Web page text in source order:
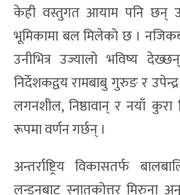
केही वस्तुगत आयाम पनि छन्
भूमिकामा बल मिलेको छ ।
उनीभित्र उज्यालो भविष्य
निर्देशकद्वय रामबाबु गुरुङ र
लगनशील, निष्ठावान् र नयाँ कुरा
रूपमा वर्णन गर्छन् ।
अन्तर्राष्ट्रिय विकासतर्फ
लन्डनबाट स्नातकोत्तर मिरुना